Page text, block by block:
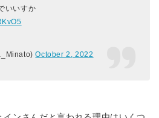
いいすか
October 2, 2022